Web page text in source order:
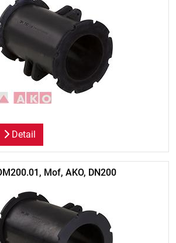
Detail
Mof, AKO, DN200